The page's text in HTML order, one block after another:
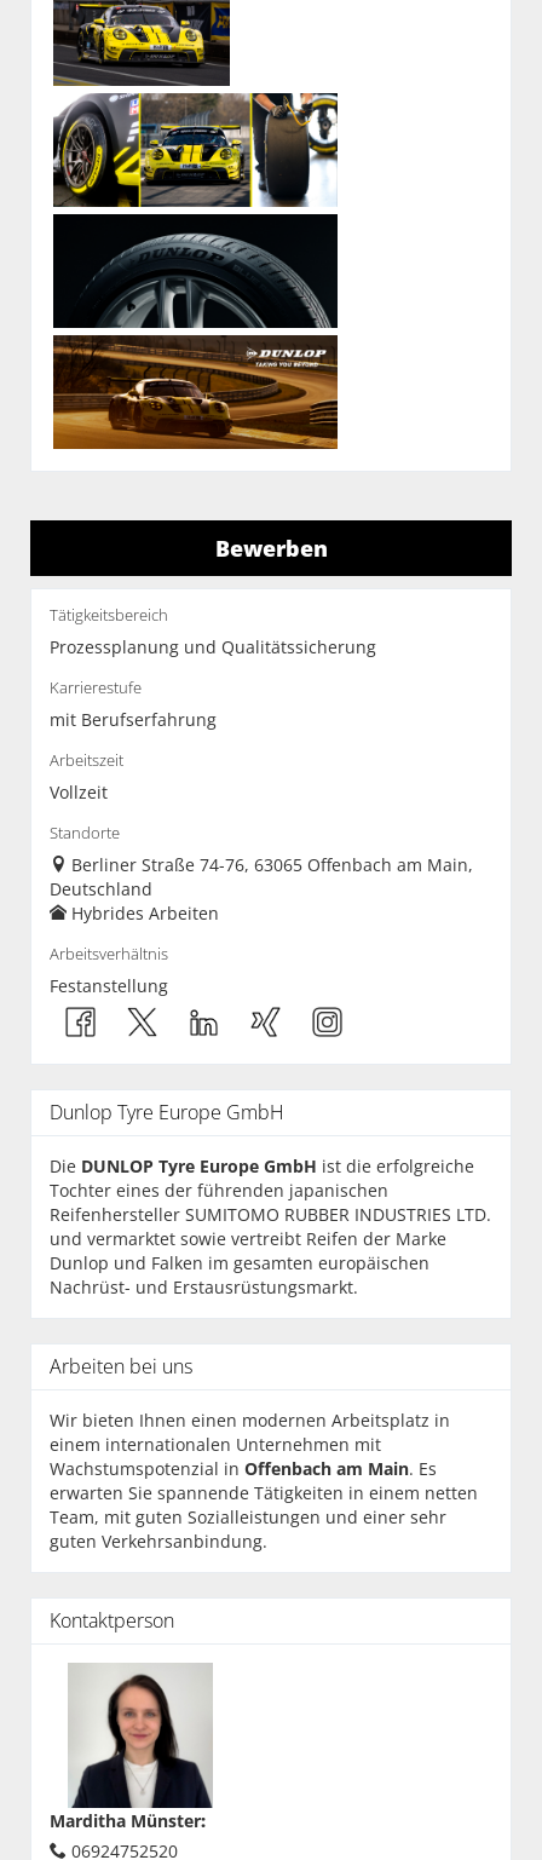
Bewerben
Tätigkeitsbereich
Prozessplanung und Qualitätssicherung
Karrierestufe
mit Berufserfahrung
Arbeitszeit
Vollzeit
Standorte
Berliner Straße 74-76, 63065 Offenbach am Main,
Deutschland
Hybrides Arbeiten
Arbeitsverhältnis
Festanstellung
Dunlop Tyre Europe GmbH
Die DUNLOP Tyre Europe GmbH ist die erfolgreiche
Tochter eines der führenden japanischen
Reifenhersteller SUMITOMO RUBBER INDUSTRIES LTD.
und vermarktet sowie vertreibt Reifen der Marke
Dunlop und Falken im gesamten europäischen
Nachrüst- und Erstausrüstungsmarkt.
Arbeiten bei uns
Wir bieten Ihnen einen modernen Arbeitsplatz in
einem internationalen Unternehmen mit
Wachstumspotenzial in Offenbach am Main. Es
erwarten Sie spannende Tätigkeiten in einem netten
Team, mit guten Sozialleistungen und einer sehr
guten Verkehrsanbindung.
Kontaktperson
Marditha Münster:
06924752520